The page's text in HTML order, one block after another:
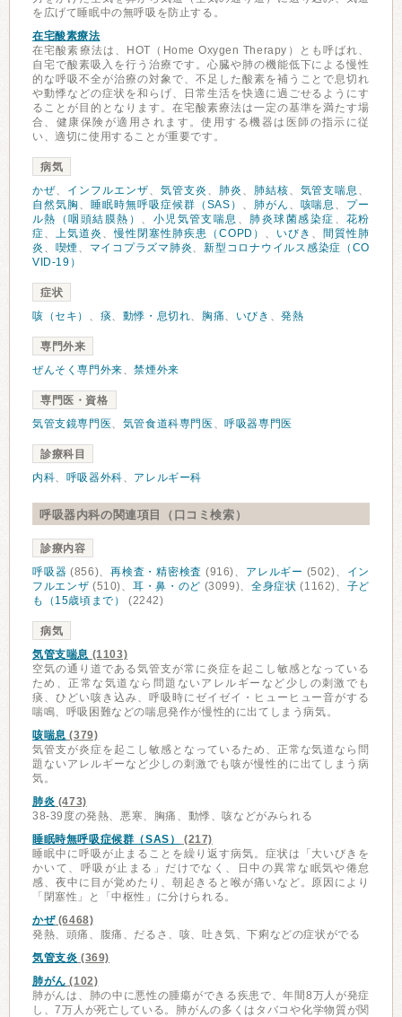
を広げて睡眠中の無呼吸を防止する。
在宅酸素療法
在宅酸素療法は、HOT（Home Oxygen Therapy）とも呼ばれ、
自宅で酸素吸入を行う治療です。心臓や肺の機能低下による慢性
的な呼吸不全が治療の対象で、不足した酸素を補うことで息切れ
や動悸などの症状を和らげ、日常生活を快適に過ごせるようにす
ることが目的となります。在宅酸素療法は一定の基準を満たす場
合、健康保険が適用されます。使用する機器は医師の指示に従
い、適切に使用することが重要です。
病気
かぜ、 インフルエンザ、 気管支炎 、 肺炎 、 肺結核、 気管支喘息 、
自然気胸 、 睡眠時無呼吸症候群（SAS） 、 肺がん 、 咳喘息 、 プー
ル熱（咽頭結膜熱） 、 小児気管支喘息 、 肺炎球菌感染症 、 花粉
症、上気道炎 、慢性閉塞性肺疾患（COPD） 、 いびき 、 間質性肺
炎 、 喫煙 、 マイコプラズマ肺炎、新型コロナウイルス感染症（CO
VID-19）
症状
咳（セキ） 、 痰、 動悸・息切れ、 胸痛、 いびき 、発熱
専門外来
ぜんそく専門外来、禁煙外来
専門医・資格
気管支鏡専門医、 気管食道科専門医 、呼吸器専門医
診療科目
内科、 呼吸器外科、 アレルギー科
呼吸器内科の関連項目（口コミ検索）
診療内容
呼吸器 (856)、再検査・精密検査 (916)、 アレルギー (502)、 イン
フルエンザ (510)、 耳・鼻・のど (3099)、 全身症状 (1162)、 子ど
も（15歳頃まで）
(2242)
病気
気管支喘息 (1103)
空気の通り道である気管支が常に炎症を起こし敏感となっている
ため、正常な気道なら問題ないアレルギーなど少しの刺激でも
痰、ひどい咳き込み、呼吸時にゼイゼイ・ヒューヒュー音がする
喘鳴、呼吸困難などの喘息発作が慢性的に出てしまう病気。
咳喘息 (379)
気管支が炎症を起こし敏感となっているため、正常な気道なら問
題ないアレルギーなど少しの刺激でも咳が慢性的に出てしまう病
気。
肺炎 (473)
38-39度の発熱、悪寒、胸痛、動悸、咳などがみられる
睡眠時無呼吸症候群（SAS）
(217)
睡眠中に呼吸が止まることを繰り返す病気。症状は「大いびきを
かいて、呼吸が止まる」だけでなく、日中の異常な眠気や倦怠
感、夜中に目が覚めたり、朝起きると喉が痛いなど。原因により
「閉塞性」と「中枢性」に分けられる。
かぜ(6468)
発熱、頭痛、腹痛、だるさ、咳、吐き気、下痢などの症状がでる
気管支炎 (369)
肺がん (102)
肺がんは、肺の中に悪性の腫瘍ができる疾患で、年間8万人が発症
し、7万人が死亡している。肺がんの多くはタバコや化学物質が関